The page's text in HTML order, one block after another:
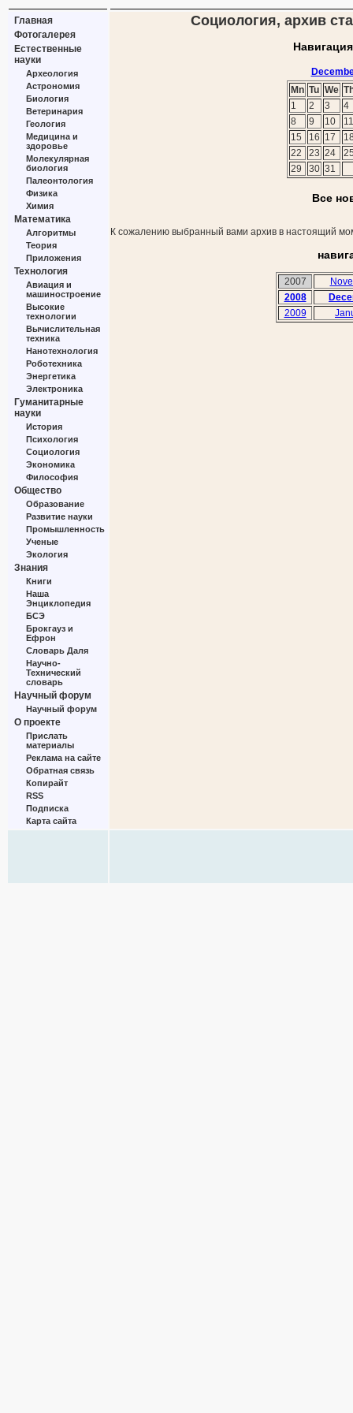
Главная
Фотогалерея
Естественные
науки
Археология
Астрономия
Биология
Ветеринария
Геология
Медицина и
здоровье
Молекулярная
биология
Палеонтология
Физика
Химия
Математика
Алгоритмы
Теория
Приложения
Технология
Авиация и
машиностроение
Высокие
технологии
Вычислительная
техника
Нанотехнология
Роботехника
Энергетика
Электроника
Гуманитарные
науки
История
Психология
Социология
Экономика
Философия
Общество
Образование
Развитие науки
Промышленность
Ученые
Экология
Знания
Книги
Наша
Энциклопедия
БСЭ
Брокгауз и
Ефрон
Словарь Даля
Научно-
Технический
словарь
Научный форум
Научный форум
О проекте
Прислать
материалы
Реклама на сайте
Обратная связь
Копирайт
RSS
Подписка
Карта сайта
Социология, архив
Mn Tu We
1
2 3
4
8
9 10
11
15
16 17
22
23 24
29
30 31
Все
К сожалению выбранный вами архив в настоящий
2007
2008
2009